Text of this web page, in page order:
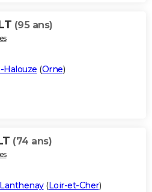
(95 ans)
Halouze (Orne)
(74 ans)
(Loir-et-Cher)